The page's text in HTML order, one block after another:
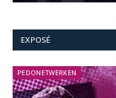
EXPOSÉ
PEDONETWERKEN